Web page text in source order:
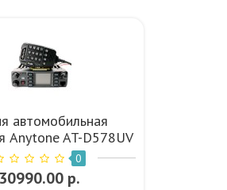
автомобильная
Anytone AT-D578UV
55W UHF VHF
BLUETOOTH GPS
0
30990.00 р.